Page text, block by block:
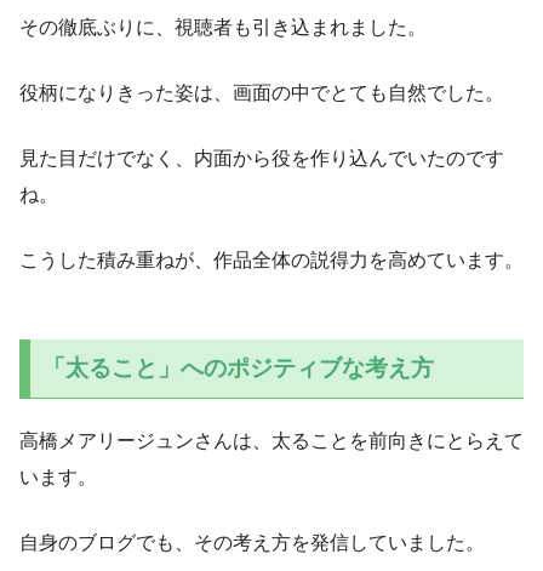
その徹底ぶりに、視聴者も引き込まれました。
役柄になりきった姿は、画面の中でとても自然でした。
見た目だけでなく、内面から役を作り込んでいたのです
ね。
こうした積み重ねが、作品全体の説得力を高めています。
「太ること」へのポジティブな考え方
高橋メアリージュンさんは、太ることを前向きにとらえて
います。
自身のブログでも、その考え方を発信していました。